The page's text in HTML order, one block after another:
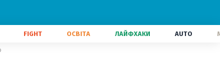
FIGHT ОСВІТА ЛАЙФХАКИ AUTO